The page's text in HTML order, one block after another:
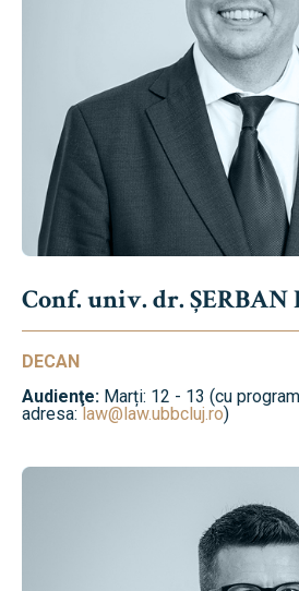
Conf. univ. dr. ȘERBAN
DECAN
Audienţe: Marți: 12 - 13 (cu
adresa:law@law.ubbcluj.ro)